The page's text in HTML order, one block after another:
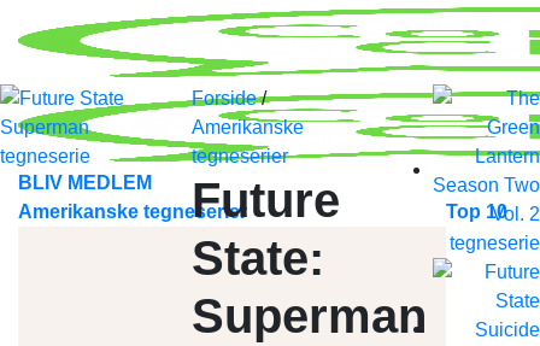
BLIV MEDLEM
Amerikanske tegneserier
Top 10
Forside /
Amerikanske
tegneserier
Future
State:
Superman